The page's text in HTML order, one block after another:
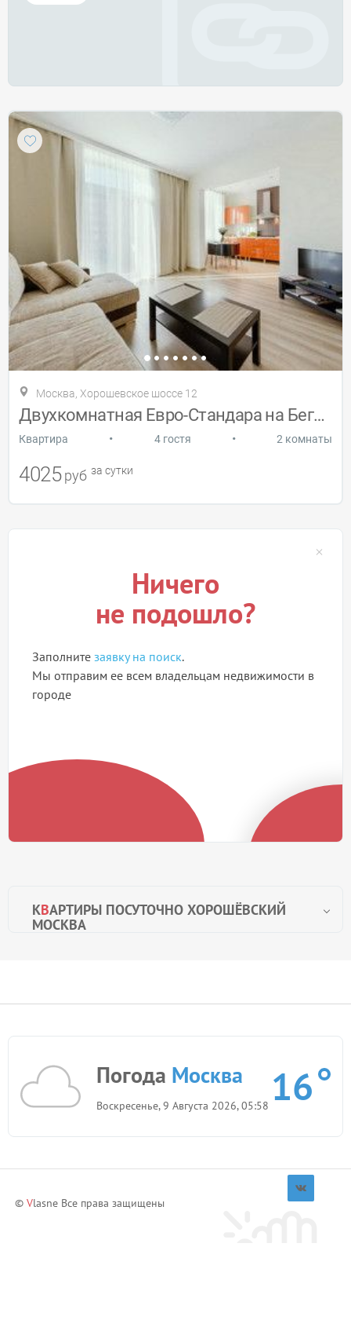
КВАРТИРЫ ПОСУТОЧНО ХОРОШЁВСКИЙ
МОСКВА
Москва, Хорошевское шоссе 12
Двухкомнатная Евро-Стандара на Беговой
Квартира • 4 гостя • 2 комнаты
4025 руб за сутки
Ничего
не подошло?
Заполните заявку на поиск.
Мы отправим ее всем владельцам недвижимости в
городе
Погода Москва
Воскресенье, 9 Августа 2026, 05:58 16
© Vlasne Все права защищены